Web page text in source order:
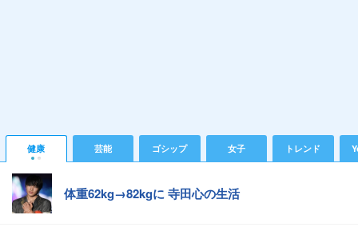
健康 芸能 ゴシップ 女子 トレンド
体重62kg→82kgに 寺田心の生活